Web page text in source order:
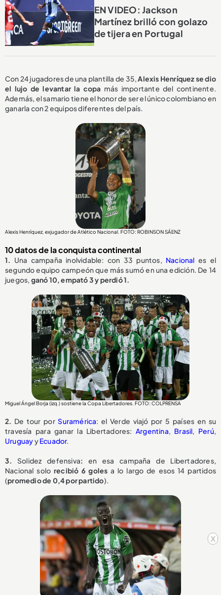
x
EN VIDEO: Jackson
Martínez brilló con golazo
de tijera en Portugal
Con 24 jugadores de una plantilla de 35,Alexis Henríquez se dio
el lujo de levantar la copa más importante del continente.
Además, el samario tiene el honor de ser el único colombiano en
ganarla con 2 equipos diferentes del país.
Alexis Henríquez, exjugador de Atlético Nacional. FOTO: ROBINSON SÁENZ
10 datos de la conquista continental
1. Una campaña inolvidable: con 33 puntos, Nacional es el
segundo equipo campeón que más sumó en una edición. De 14
juegos, ganó 10, empató 3 y perdió 1.
Miguel Ángel Borja (izq.) sostiene la Copa Libertadores. FOTO: COLPRENSA
2. De tour porSuramérica: el Verde viajó por 5 países en su
travesía para ganar la Libertadores: Argentina, Brasil, Perú,
UruguayyEcuador.
3.Solidez defensiva: en esa campaña de Libertadores,
Nacional solorecibió 6 goles a lo largo de esos 14 partidos
(promedio de 0,4 por partido).